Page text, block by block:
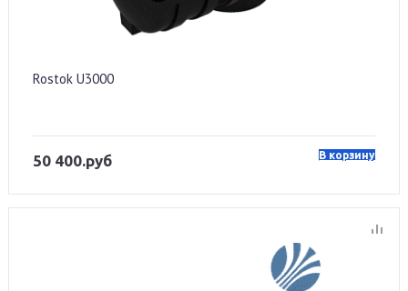
Rostok U3000
50 400.руб В корзину